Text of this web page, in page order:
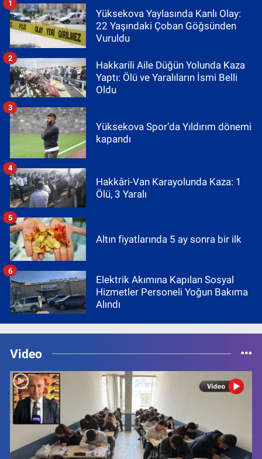
Yüksekova Yaylasında Kanlı Olay:
22 Yaşındaki Çoban Göğsünden
Vuruldu
1
Hakkarili Aile Düğün Yolunda Kaza
Yaptı: Ölü ve Yaralıların İsmi Belli
Oldu
2
Yüksekova Spor’da Yıldırım dönemi
kapandı
3
Hakkâri-Van Karayolunda Kaza: 1
Ölü, 3 Yaralı
4
Altın fiyatlarında 5 ay sonra bir ilk
5
Elektrik Akımına Kapılan Sosyal
Hizmetler Personeli Yoğun Bakıma
Alındı
6
Video